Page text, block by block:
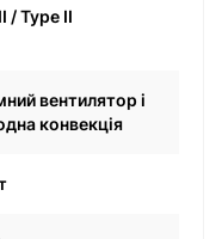
/ Type II
вентилятор і
конвекція